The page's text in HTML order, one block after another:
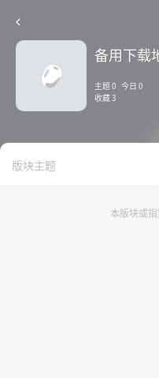
备用下载
主题 0 今日 0
收藏 3
版块主题
本版块或